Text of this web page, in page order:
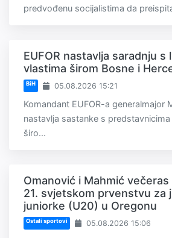
predvođenu socijalistima da
EUFOR nastavlja saradnju s
vlastima širom Bosne i
BiH 05.08.2026 15:21
Komandant EUFOR-a generalmajor
nastavlja sastanke s
širo...
Omanović i Mahmić
21. svjetskom prvenstvu za
juniorke (U20) u Oregonu
Ostali sportovi 05.08.2026 15:06